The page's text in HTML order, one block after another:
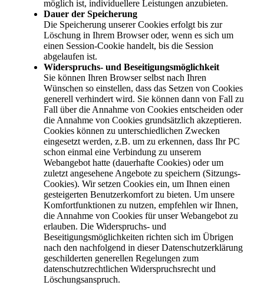
möglich ist, individuellere Leistungen anzubieten.
Dauer der Speicherung
Die Speicherung unserer Cookies erfolgt bis zur
Löschung in Ihrem Browser oder, wenn es sich um
einen Session-Cookie handelt, bis die Session
abgelaufen ist.
Widerspruchs- und Beseitigungsmöglichkeit
Sie können Ihren Browser selbst nach Ihren
Wünschen so einstellen, dass das Setzen von Cookies
generell verhindert wird. Sie können dann von Fall zu
Fall über die Annahme von Cookies entscheiden oder
die Annahme von Cookies grundsätzlich akzeptieren.
Cookies können zu unterschiedlichen Zwecken
eingesetzt werden, z.B. um zu erkennen, dass Ihr PC
schon einmal eine Verbindung zu unserem
Webangebot hatte (dauerhafte Cookies) oder um
zuletzt angesehene Angebote zu speichern (Sitzungs-
Cookies). Wir setzen Cookies ein, um Ihnen einen
gesteigerten Benutzerkomfort zu bieten. Um unsere
Komfortfunktionen zu nutzen, empfehlen wir Ihnen,
die Annahme von Cookies für unser Webangebot zu
erlauben. Die Widerspruchs- und
Beseitigungsmöglichkeiten richten sich im Übrigen
nach den nachfolgend in dieser Datenschutzerklärung
geschilderten generellen Regelungen zum
datenschutzrechtlichen Widerspruchsrecht und
Löschungsanspruch.